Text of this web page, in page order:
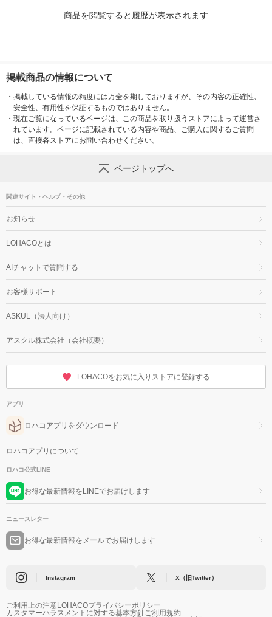
商品を閲覧すると履歴が表示されます
掲載商品の情報について
・ 掲載している情報の精度には万全を期しておりますが、その内容の正確性、
安全性、有用性を保証するものではありません。
・ 現在ご覧になっているページは、この商品を取り扱うストアによって運営さ
れています。ページに記載されている内容や商品、ご購入に関するご質問
は、直接各ストアにお問い合わせください。
ページトップへ
関連サイト・ヘルプ・その他
お知らせ
LOHACOとは
AIチャットで質問する
お客様サポート
ASKUL（法人向け）
アスクル株式会社（会社概要）
LOHACOをお気に入りストアに登録する
アプリ
ロハコアプリをダウンロード
ロハコアプリについて
ロハコ公式LINE
お得な最新情報をLINEでお届けします
ニュースレター
お得な最新情報をメールでお届けします
Instagram X（旧Twitter）
ご利用上の注意LOHACOプライバシーポリシー
カスタマーハラスメントに対する基本方針ご利用規約